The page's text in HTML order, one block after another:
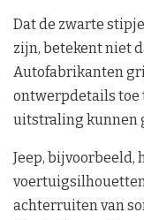
Dat de zwarte
zijn, betekent niet
Autofabrikanten
ontwerpdetails toe
uitstraling kunnen
Jeep,
achterruiten van